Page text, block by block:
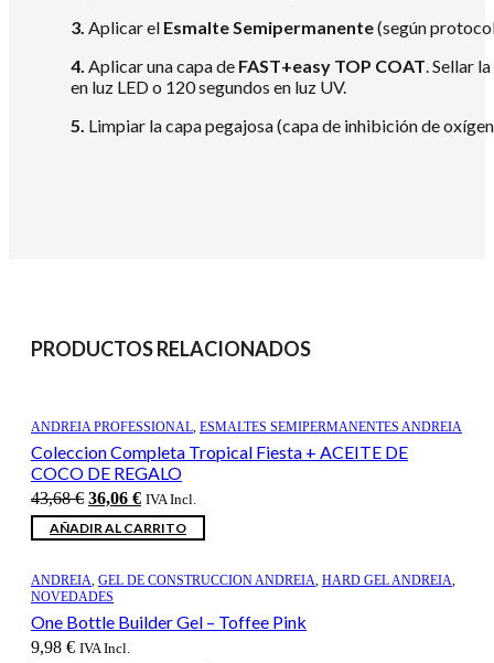
3. Aplicar el Esmalte Semipermanente(según
4. Aplicar una capa de FAST+easy TOP COAT. Sellar
en luz LED o 120 segundos en luz UV.
5. Limpiar la capa pegajosa (capa de inhibición de
PRODUCTOS RELACIONADOS
ANDREIA PROFESSIONAL, ESMALTES SEMIPERMANENTES ANDREIA
Coleccion Completa Tropical Fiesta + ACEITE DE
COCO DE REGALO
43,68€ El
precio
original
43,68 €.
36,06 €El
precio
actual
36,06 €.
IVA Incl.
AÑADIR AL CARRITO
ANDREIA, GEL DE CONSTRUCCION ANDREIA, HARD GEL ANDREIA,
NOVEDADES
One Bottle Builder Gel – Toffee Pink
9,98 € IVA Incl.